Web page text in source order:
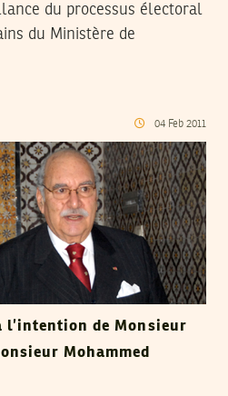
du processus électoral
du Ministère de
04 Feb 2011
l’intention de Monsieur
Mohammed